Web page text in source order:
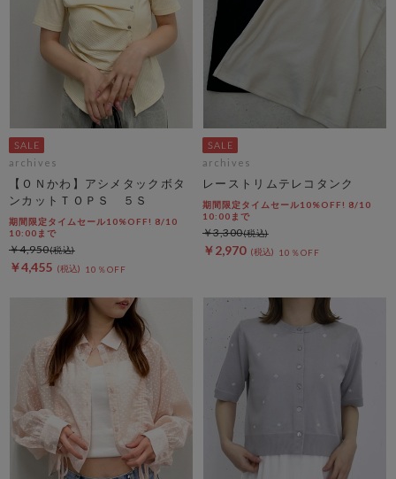
archives
【ＯＮかわ】アシメタックボタ
ンカットＴＯＰＳ ５Ｓ
期間限定タイムセール10%OFF! 8/10
10:00まで
￥4,455 10％OFF
￥4,950
archives
レーストリムテレコタンク
期間限定タイムセール10%OFF! 8/10
10:00まで
￥2,970 10％OFF
￥3,300